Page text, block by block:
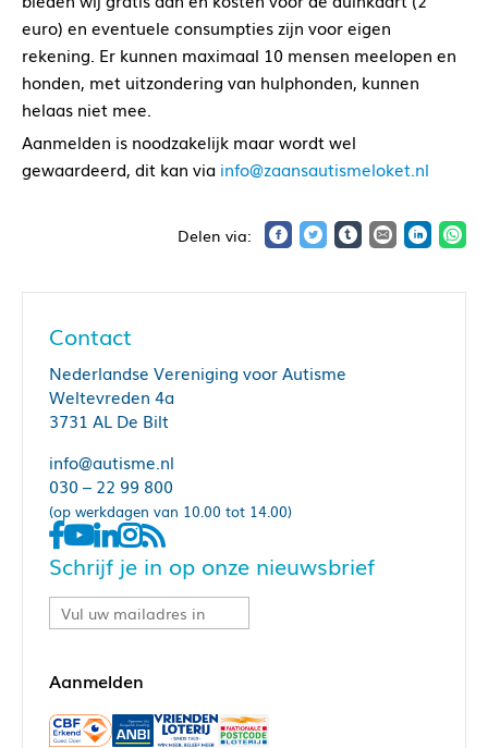
euro) en eventuele consumpties zijn voor eigen
rekening. Er kunnen maximaal 10 mensen meelopen en
honden, met uitzondering van hulphonden, kunnen
helaas niet mee.
Aanmelden is noodzakelijk maar wordt wel
gewaardeerd, dit kan via info@zaansautismeloket.nl
Contact
Nederlandse Vereniging voor Autisme
Weltevreden 4a
3731 AL De Bilt
info@autisme.nl
030 – 22 99 800
(op werkdagen van 10.00 tot 14.00)
Schrijf je in op onze nieuwsbrief